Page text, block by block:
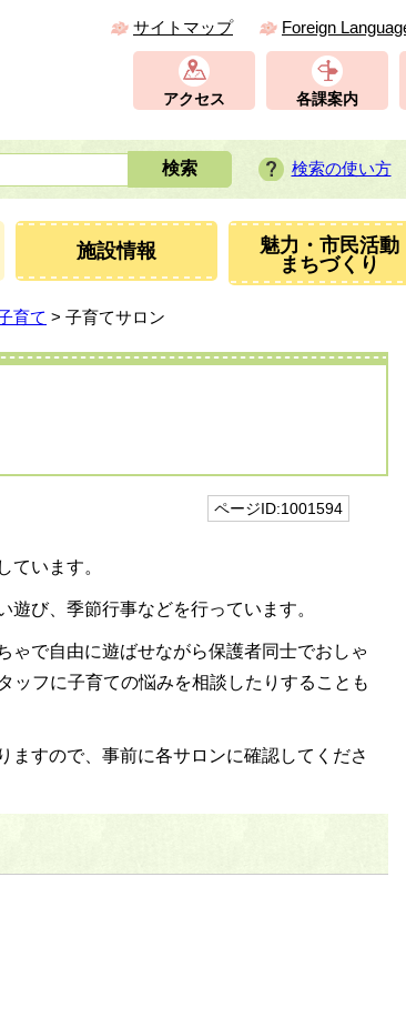
サイトマップ Foreign
アクセス 各課案内
検索の使い方
施設情報
魅力・市民活動
まちづくり
育て > 子育てサロン
ページID:1001594
ています。
び、季節行事などを行っています。
ゃで自由に遊ばせながら保護者同士でおしゃ
ッフに子育ての悩みを相談したりすることも
ますので、事前に各サロンに確認してくださ